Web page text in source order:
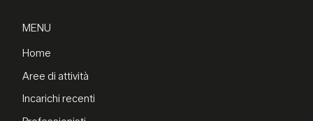
MENU
Home
Aree di attività
Incarichi recenti